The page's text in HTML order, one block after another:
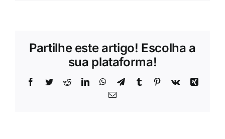
Partilhe este artigo! Escolha a
sua plataforma!
Facebook
TwitterRedditLinkedInWhatsApp
TelegramTumblr Pinterest
Vk
Xing
Email